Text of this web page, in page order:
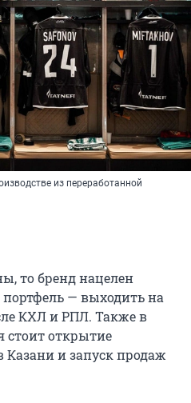
из переработанной
то бренд нацелен
— выходить на
КХЛ и РПЛ. Также в
стоит открытие
и запуск продаж